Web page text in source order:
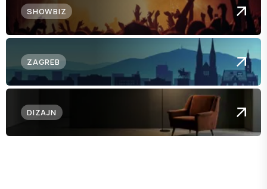
SHOWBIZ
ZAGREB
DIZAJN